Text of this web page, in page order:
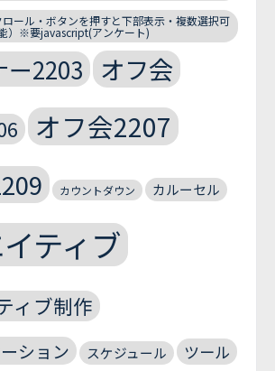
ール・ボタンを押すと下部表示・複数選択可
）※要javascript(アンケート)
ー2203 オフ会
オフ会2207
カウントダウン カルーセル
ティブ
ィブ制作
ション スケジュール ツール